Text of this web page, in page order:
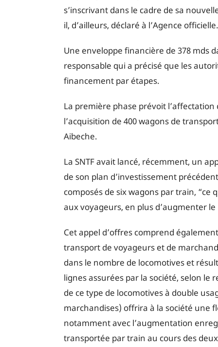
s’inscrivant dans le cadre de sa
il, d’ailleurs, déclaré à l’Agence officielle.
Une enveloppe financière de 378 mds
responsable qui a précisé que les
financement par étapes.
La première phase prévoit
l’acquisition de 400 wagons de
Aibeche.
La SNTF avait lancé, récemment, un
de son plan d’investissement
composés de six wagons par train,
aux voyageurs, en plus d’augmenter
Cet appel d’offres comprend
transport de voyageurs et de
dans le nombre de locomotives et
lignes assurées par la société, selon le
de ce type de locomotives à double
marchandises) offrira à la société une
notamment avec l’augmentation
transportée par train au cours des